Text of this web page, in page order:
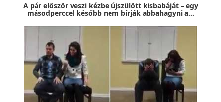
A pár először veszi kézbe újszülött kisbabáját – egy
másodperccel később nem bírják abbahagyni a…